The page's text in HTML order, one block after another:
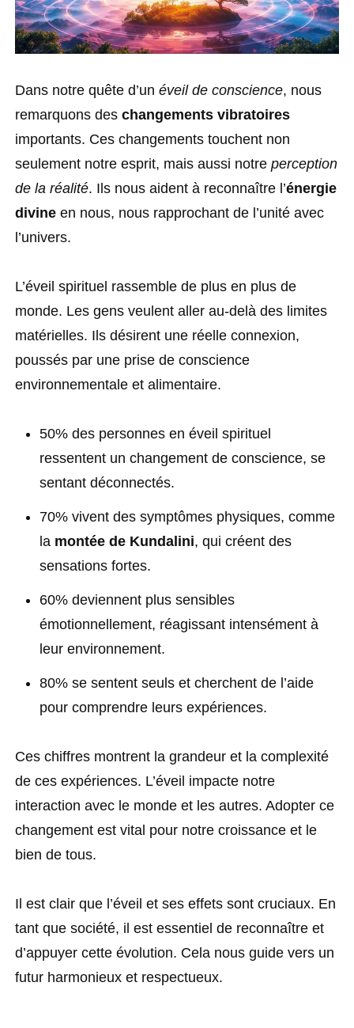
Dans notre quête d’un éveil de conscience, nous
remarquons des changements vibratoires
importants. Ces changements touchent non
seulement notre esprit, mais aussi notre perception
de la réalité. Ils nous aident à reconnaître l’énergie
divine en nous, nous rapprochant de l’unité avec
l’univers.
L’éveil spirituel rassemble de plus en plus de
monde. Les gens veulent aller au-delà des limites
matérielles. Ils désirent une réelle connexion,
poussés par une prise de conscience
environnementale et alimentaire.
50% des personnes en éveil spirituel
ressentent un changement de conscience, se
sentant déconnectés.
70% vivent des symptômes physiques, comme
la montée de Kundalini, qui créent des
sensations fortes.
60% deviennent plus sensibles
émotionnellement, réagissant intensément à
leur environnement.
80% se sentent seuls et cherchent de l’aide
pour comprendre leurs expériences.
Ces chiffres montrent la grandeur et la complexité
de ces expériences. L’éveil impacte notre
interaction avec le monde et les autres. Adopter ce
changement est vital pour notre croissance et le
bien de tous.
Il est clair que l’éveil et ses effets sont cruciaux. En
tant que société, il est essentiel de reconnaître et
d’appuyer cette évolution. Cela nous guide vers un
futur harmonieux et respectueux.